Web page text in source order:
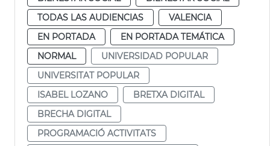
TODAS LAS AUDIENCIAS
VALENCIA
EN PORTADA
EN PORTADA TEMÁTICA
NORMAL
UNIVERSIDAD POPULAR
UNIVERSITAT POPULAR
ISABEL LOZANO
BRETXA DIGITAL
BRECHA DIGITAL
PROGRAMACIÓ ACTIVITATS